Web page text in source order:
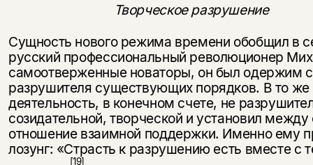
Творческое разрушение
Сущность нового режима времени обобщил в
русский профессиональный революционер
самоотвер­женные новаторы, он был одержим
разрушителя сущест­вующих порядков. В то
деятельность, в конечном счете, не
созидательной, творческой и установил
отношение взаимной поддержки. Именно ему
лозунг: «Страсть к разрушению есть вместе с
[19]